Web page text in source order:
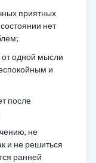
приятных
нет
одной мысли
и
после
не
и не решиться
ранней